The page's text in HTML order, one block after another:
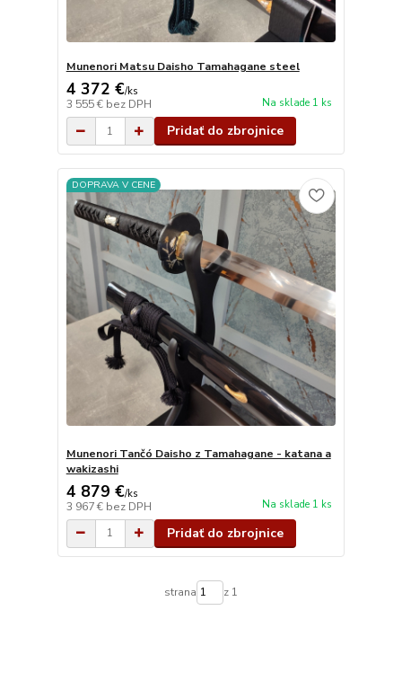
Munenori Matsu Daisho Tamahagane steel
4 372 €/ks
3 555 € bez DPH Na sklade 1 ks
Pridať do zbrojnice
DOPRAVA V CENE
Munenori Tančó Daisho z Tamahagane - katana a
wakizashi
4 879 €/ks
3 967 € bez DPH Na sklade 1 ks
Pridať do zbrojnice
strana z 1